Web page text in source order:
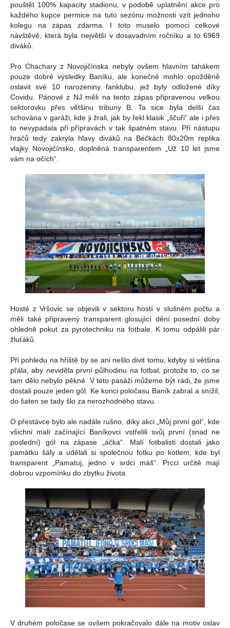
pouštět 100% kapacity stadionu, v podobě uplatnění akce pro
každého kupce permice na tuto sezónu možnosti vzít jednoho
kolegu na zápas zdarma. I toto muselo pomoci celkové
návštěvě, která byla největší v dosavadním ročníku a to 6969
diváků.
Pro Chachary z Novojičínska nebyly ovšem hlavním tahákem
pouze dobré výsledky Baníku, ale konečně mohlo opožděně
oslavit své 10 narozeniny fanklubu, jež byly odložené díky
Covidu. Pánové z NJ měli na tento zápas připravenou velkou
sektorovku přes většinu tribuny B. Ta sice byla delší čas
schována v garáži, kde ji žrali, jak by řekl klasik „ščuři“ ale i přes
to nevypadala při přípravách v tak špatném stavu. Při nástupu
hráčů tedy zakryla hlavy diváků na Béčkách 80x20m replika
vlajky Novojičínsko, doplněná transparentem „Už 10 let jsme
vám na očích“.
Hosté z Vršovic se objevili v sektoru hostí v slušném počtu a
měli také připravený transparent glosující dění posední doby
ohledně pokut za pyrotechniku na fotbale. K tomu odpálili pár
žluťáků.
Při pohledu na hřiště by se ani nešlo divit tomu, kdyby si většina
přála, aby neviděla první půlhodinu na fotbal, protože to, co se
tam dělo nebylo pěkné. V této pasáži můžeme být rádi, že jsme
dostali pouze jeden gól. Ke konci poločasu Baník zabral a snížil,
do šaten se tady šlo za nerozhodného stavu.
O přestávce bylo ale nadále rušno, díky akci „Můj první gól“, kde
všichni malí začínající Baníkovci vstřelili svůj první (snad ne
poslední) gól na zápase „áčka“. Malí fotbalisti dostali jako
památku šály a udělali si společnou fotku po kotlem, kde byl
transparent „Pamatuj, jedno v srdci máš“. Prcci určitě mají
dobrou vzpomínku do zbytku života.
V druhém poločase se ovšem pokračovalo dále na motiv oslav